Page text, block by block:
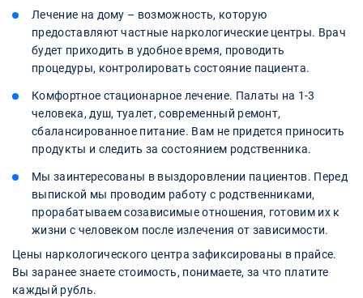
Лечение на дому – возможность, которую
предоставляют частные наркологические центры. Врач
будет приходить в удобное время, проводить
процедуры, контролировать состояние пациента.
Комфортное стационарное лечение. Палаты на 1-3
человека, душ, туалет, современный ремонт,
сбалансированное питание. Вам не придется приносить
продукты и следить за состоянием родственника.
Мы заинтересованы в выздоровлении пациентов. Перед
выпиской мы проводим работу с родственниками,
прорабатываем созависимые отношения, готовим их к
жизни с человеком после излечения от зависимости.
Цены наркологического центра зафиксированы в прайсе.
Вы заранее знаете стоимость, понимаете, за что платите
каждый рубль.